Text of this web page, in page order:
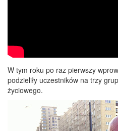
W tym roku po raz pierwszy
podzieliły uczestników na trzy
życiowego.